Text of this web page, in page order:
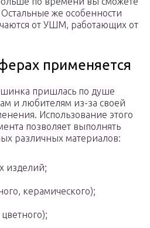
же особенности
от УШМ, работающих от
применяется
пришлась по душе
и любителям из-за своей
Использование этого
позволяет выполнять
различных материалов:
изделий;
керамического);